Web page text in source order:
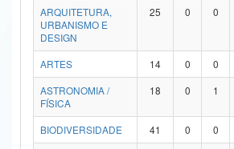
Ministério da Mulher, da Família e dos Direitos Humanos
Secretaria de Governo
ARQUITETURA,
URBANISMO E
DESIGN
25 0 0
ARTES 14 0 0
ASTRONOMIA /
FÍSICA
18 0 1
BIODIVERSIDADE 41 0 0